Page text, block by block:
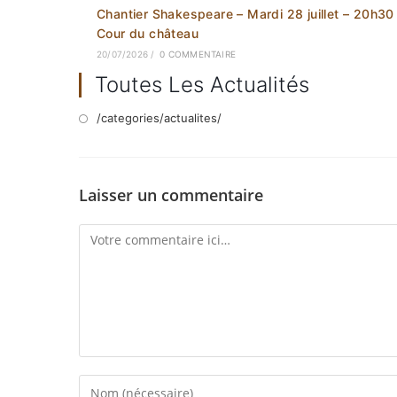
Chantier Shakespeare – Mardi 28 juillet – 20h30
Cour du château
20/07/2026 / 0 COMMENTAIRE
Toutes Les Actualités
/categories/actualites/
Laisser un commentaire
Comment
Enter